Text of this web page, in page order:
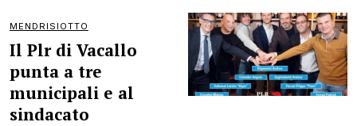
MENDRISIOTTO
Il Plr di Vacallo
punta a tre
municipali e al
sindacato